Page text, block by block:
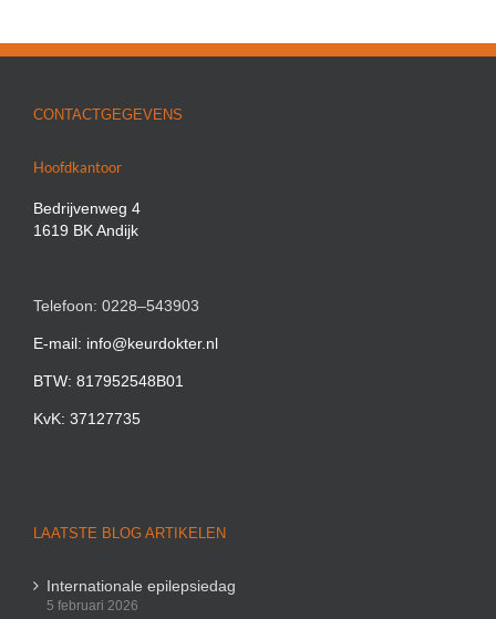
CONTACTGEGEVENS
Hoofdkantoor
Bedrijvenweg 4
1619 BK Andijk
Telefoon: 0228–543903
E-mail: info@keurdokter.nl
BTW: 817952548B01
KvK: 37127735
LAATSTE BLOG ARTIKELEN
Internationale epilepsiedag
5 februari 2026